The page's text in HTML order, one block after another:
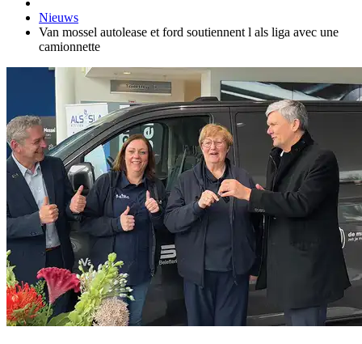
Nieuws
Van mossel autolease et ford soutiennent l als liga avec une
camionnette